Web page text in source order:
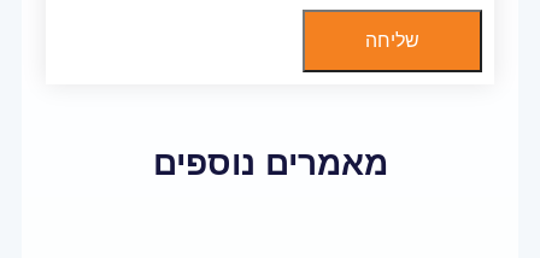
שליחה
מאמרים נוספים